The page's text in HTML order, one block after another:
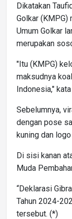
Dikatakan
Golkar (KMPG)
Umum Golkar
merupakan
"Itu (KMPG)
maksudnya
Indonesia,"
Sebelumnya,
dengan pose
kuning dan logo
Di sisi kanan
Muda
“Deklarasi
Tahun 2024-
tersebut. (*)